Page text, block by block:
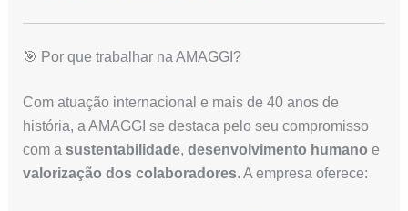
🎯 Por que trabalhar na AMAGGI?
Com atuação internacional e mais de 40 anos de
história, a AMAGGI se destaca pelo seu compromisso
com a sustentabilidade, desenvolvimento humano e
valorização dos colaboradores. A empresa oferece: